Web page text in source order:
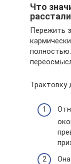
Что
Пережить
Трактовку